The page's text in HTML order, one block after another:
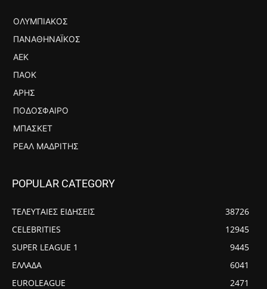
ΟΛΥΜΠΙΑΚΌΣ
ΠΑΝΑΘΗΝΑΪΚΌΣ
ΑΕΚ
ΠΑΟΚ
ΆΡΗΣ
ΠΟΔΌΣΦΑΙΡΟ
ΜΠΆΣΚΕΤ
ΡΕΆΛ ΜΑΔΡΊΤΗΣ
POPULAR CATEGORY
ΤΕΛΕΥΤΑΙΕΣ ΕΙΔΗΣΕΙΣ
38726
CELEBRITIES
12945
SUPER LEAGUE 1
9445
ΕΛΛΑΔΑ
6041
EUROLEAGUE
2471